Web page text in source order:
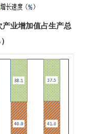
业增加值占生产总